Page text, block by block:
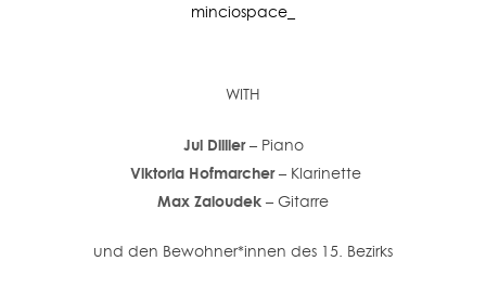
minciospace_
WITH
Jul Dillier– Piano
Viktoria Hofmarcher– Klarinette
Max Zaloudek – Gitarre
und den Bewohner*innen des 15. Bezirks